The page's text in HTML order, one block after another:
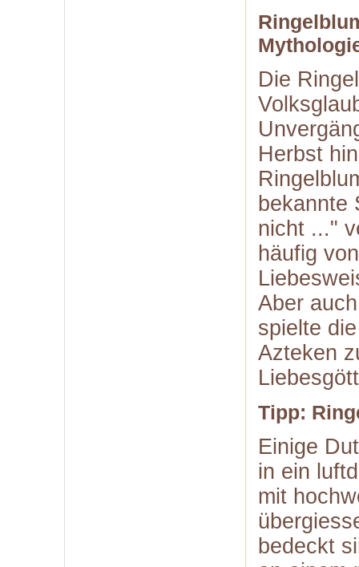
Die
Herbst
bekannte
nicht ..."
häufig
Aber
spielte
Azteken
Tipp:
Einige
in ein
mit
bedeckt